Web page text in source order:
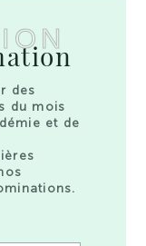
des
du mois
et de